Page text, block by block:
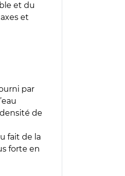
et du
et
par
de
fait de la
forte en